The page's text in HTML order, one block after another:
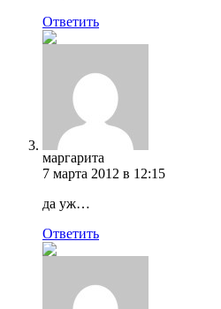
Ответить
маргарита
7 марта 2012 в 12:15
да уж…
Ответить